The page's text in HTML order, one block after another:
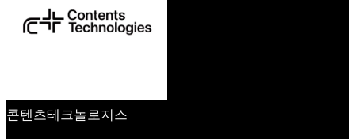
콘텐츠테크놀로지스